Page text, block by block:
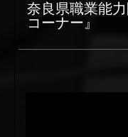
奈良県職業能
コーナー』